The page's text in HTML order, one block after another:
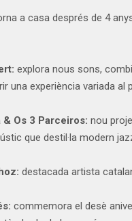
a casa després de 4
explora nous sons,
una experiència variada al
& Os 3 Parceiros: nou
que destil·la modern
destacada artista
commemora el desè